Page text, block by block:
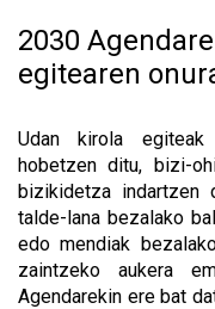
2030
egitearen
Udan kirola
hobetzen ditu, bizi-
bizikidetza indartzen
talde-lana bezalako
edo mendiak
zaintzeko aukera
Agendarekin ere bat